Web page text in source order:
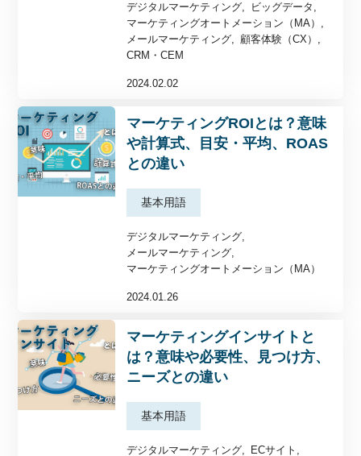
デジタルマーケティング
ビッグデータ
マーケティングオートメーション（MA）
メールマーケティング
顧客体験（CX）
CRM・CEM
2024.02.02
マーケティングROIとは？意味
や計算式、目安・平均、ROAS
との違い
基本用語
デジタルマーケティング
メールマーケティング
マーケティングオートメーション（MA）
2024.01.26
マーケティングインサイトと
は？意味や必要性、見つけ方、
ニーズとの違い
基本用語
デジタルマーケティング ECサイト